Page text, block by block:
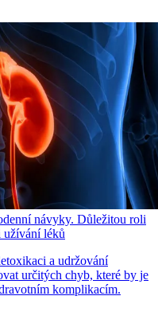
návyky. Důležitou roli
užívání léků
a udržování
určitých chyb, které by je
komplikacím.